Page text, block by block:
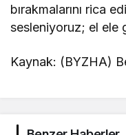
bırakmalarını rica
sesleniyoruz; el ele
Kaynak: (BYZHA)